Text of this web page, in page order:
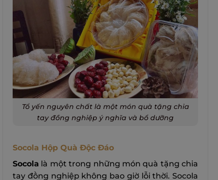
Tổ yến nguyên chất là một món quà tặng chia
tay đồng nghiệp ý nghĩa và bổ dưỡng
Socola Hộp Quà Độc Đáo
Socola là một trong những món quà tặng chia
tay đồng nghiệp không bao giờ lỗi thời. Socola